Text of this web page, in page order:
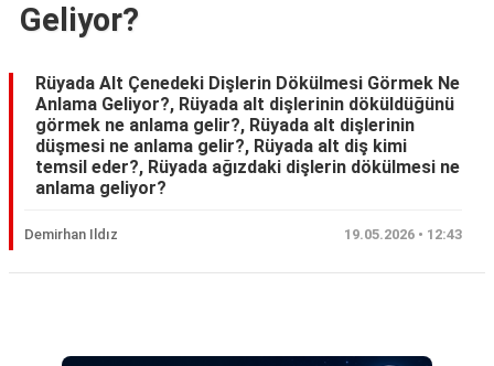
Düğün
Erkek
Eski
Geliyor?
Rüyada Alt Çenedeki Dişlerin Dökülmesi Görmek Ne
Anlama Geliyor?, Rüyada alt dişlerinin döküldüğünü
görmek ne anlama gelir?, Rüyada alt dişlerinin
düşmesi ne anlama gelir?, Rüyada alt diş kimi
temsil eder?, Rüyada ağızdaki dişlerin dökülmesi ne
anlama geliyor?
Demirhan Ildız 19.05.2026 • 12:43